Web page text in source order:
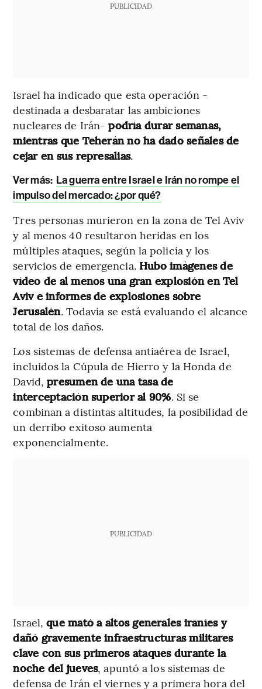
PUBLICIDAD
Israel ha indicado que esta operación -
destinada a desbaratar las ambiciones
nucleares de Irán-podría durar semanas,
mientras que Teherán no ha dado señales de
cejar en sus represalias.
Ver más: La guerra entre Israel e Irán no rompe el
impulso del mercado: ¿por qué?
Tres personas murieron en la zona de Tel Aviv
y al menos 40 resultaron heridas en los
múltiples ataques, según la policía y los
servicios de emergencia. Hubo imágenes de
vídeo de al menos una gran explosión en Tel
Aviv e informes de explosiones sobre
Jerusalén.Todavía se está evaluando el alcance
total de los daños.
Los sistemas de defensa antiaérea de Israel,
incluidos la Cúpula de Hierro y la Honda de
David,presumen de una tasa de
interceptación superior al 90%. Si se
combinan a distintas altitudes, la posibilidad de
un derribo exitoso aumenta
exponencialmente.
PUBLICIDAD
Israel,que mató a altos generales iraníes y
dañó gravemente infraestructuras militares
clave con sus primeros ataques durante la
noche del jueves, apuntó a los sistemas de
defensa de Irán el viernes y a primera hora del